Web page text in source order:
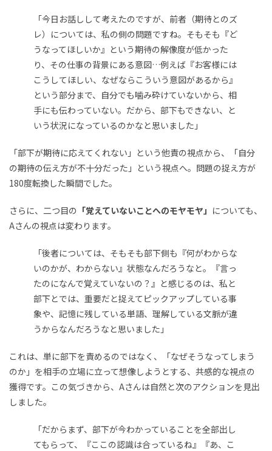
「今日お話しして考えたのですが、前者（期待とのズ
レ）については、私の側の問題ですね。そもそも『ど
うなってほしいか』という期待の解像度が低かった
り、その仕事の背景にある意図…例えば『お客様には
こうしてほしい、なぜならこういう意図があるから』
という部分まで、自分でも噛み砕けていないから、相
手にも伝わっていない。だから、部下もできない、と
いう状況になっているのかなと思いました」
「部下が期待に応えてくれない」という他責の視点から、「自分
の期待の伝え方が不十分だった」という視点へ。問題の捉え方が
180度転換した瞬間でした。
さらに、二つ目の 「覚えていないことへのモヤモヤ」 についても、
Aさんの視点は変わります。
「後者については、そもそも部下側も『何がわからな
いのかが、わからない』状態なんだろうなと。『言っ
たのになんで覚えていないの？』と感じるのは、私と
部下とでは、重要だと捉えてピックアップしている事
象や、記憶に残している単語、理解している文脈が違
うからなんだろうなと思いました」
これは、単に部下を責めるのではなく、「なぜそうなってしまう
のか」を相手の立場に立って想像しようとする、共感的な視点の
獲得です。この気づきから、Aさんは自然と次のアクションを見出
しました。
「だからまず、部下が今わかっていることを全部出し
てもらって、『ここの認識は合っているね』『あ、こ